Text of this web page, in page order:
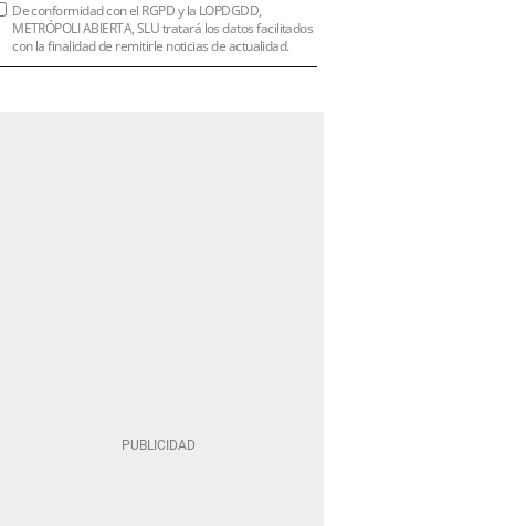
De conformidad con el RGPD y la LOPDGDD,
METRÓPOLI ABIERTA, SLU tratará los datos facilitados
con la finalidad de remitirle noticias de actualidad.